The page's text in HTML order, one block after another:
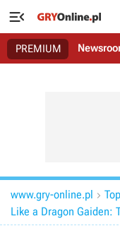

PREMIUM
www.gry-online.pl 
Like a Dragon Gaiden: